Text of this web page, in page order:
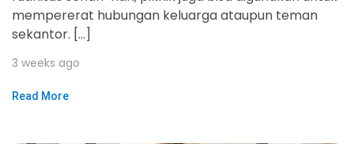
mempererat hubungan keluarga ataupun teman
sekantor. […]
3 weeks ago
Read More